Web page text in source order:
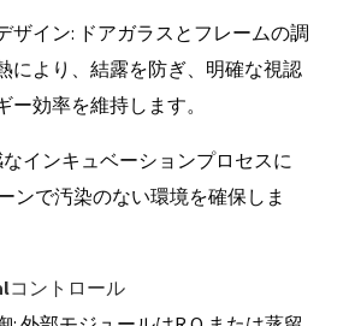
ザイン: ドアガラスとフレームの調
により、結露を防ぎ、明確な視認
ー効率を維持します。
インキュベーションプロセスに
ンで汚染のない環境を確保しま
コントロール